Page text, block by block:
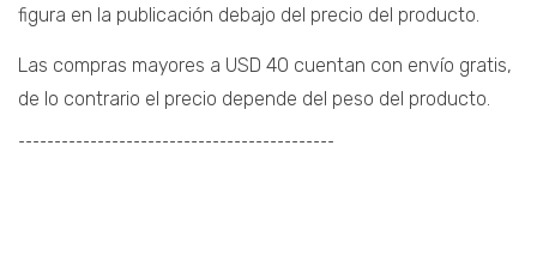
figura en la publicación debajo del precio del producto.
Las compras mayores a USD 40 cuentan con envío gratis,
de lo contrario el precio depende del peso del producto.
¯¯¯¯¯¯¯¯¯¯¯¯¯¯¯¯¯¯¯¯¯¯¯¯¯¯¯¯¯¯¯¯¯¯¯¯¯¯¯¯¯¯¯¯